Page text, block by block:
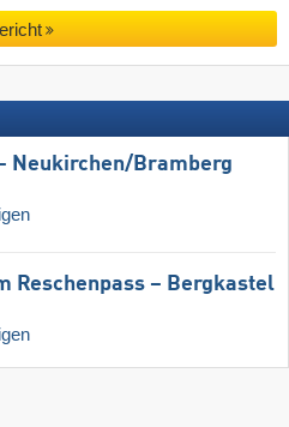
Neukirchen/​Bramberg
Reschenpass – Bergkastel